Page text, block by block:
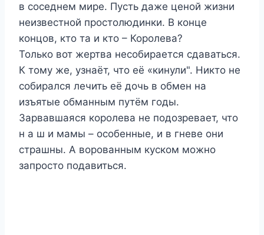
в соседнем мире. Пусть даже ценой жизни
неизвестной простолюдинки. В конце
концов, кто та и кто – Королева?
Только вот жертва несобирается сдаваться.
К тому же, узнаёт, что её «кинули". Никто не
собирался лечить её дочь в обмен на
изъятые обманным путём годы.
Зарвавшаяся королева не подозревает, что
н а ш и мамы – особенные, и в гневе они
страшны. А ворованным куском можно
запросто подавиться.